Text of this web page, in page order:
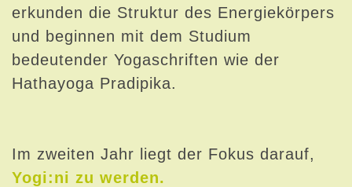
erkunden die Struktur des Energiekörpers
und beginnen mit dem Studium
bedeutender Yogaschriften wie der
Hathayoga Pradipika.
Im zweiten Jahr liegt der Fokus darauf,
Yogi:ni zu werden.